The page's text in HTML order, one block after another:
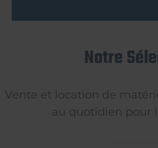
Notre
Vente et location de
au quotidien pour